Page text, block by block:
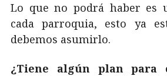
Lo que no podrá haber es
cada parroquia, esto ya
debemos asumirlo.
¿Tiene algún plan para